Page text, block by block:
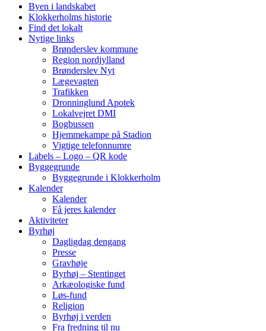
Byen i landskabet
Klokkerholms historie
Find det lokalt
Nytige links
Brønderslev kommune
Region nordjylland
Brønderslev Nyt
Lægevagten
Trafikken
Dronninglund Apotek
Lokalvejret DMI
Bogbussen
Hjemmekampe på Stadion
Vigtige telefonnumre
Labels – Logo – QR kode
Byggegrunde
Byggegrunde i Klokkerholm
Kalender
Kalender
Få jeres kalender
Aktiviteter
Byrhøj
Dagligdag dengang
Presse
Gravhøje
Byrhøj – Stentinget
Arkæologiske fund
Løs-fund
Religion
Byrhøj i verden
Fra fredning til nu